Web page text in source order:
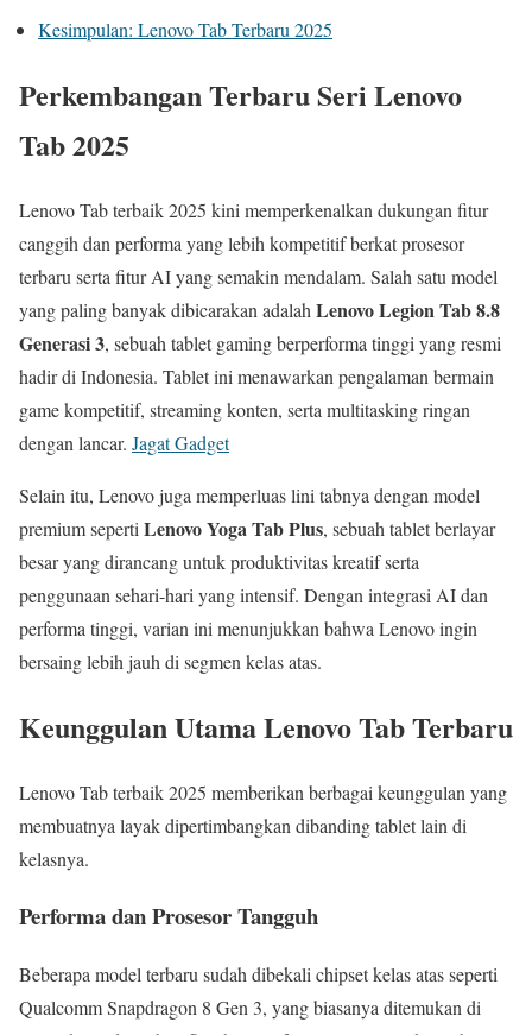
Kesimpulan: Lenovo Tab Terbaru 2025
Perkembangan Terbaru Seri Lenovo
Tab 2025
Lenovo Tab terbaik 2025 kini memperkenalkan dukungan fitur
canggih dan performa yang lebih kompetitif berkat prosesor
terbaru serta fitur AI yang semakin mendalam. Salah satu model
yang paling banyak dibicarakan adalah Lenovo Legion Tab 8.8
Generasi 3, sebuah tablet gaming berperforma tinggi yang resmi
hadir di Indonesia. Tablet ini menawarkan pengalaman bermain
game kompetitif, streaming konten, serta multitasking ringan
dengan lancar. Jagat Gadget
Selain itu, Lenovo juga memperluas lini tabnya dengan model
premium seperti Lenovo Yoga Tab Plus, sebuah tablet berlayar
besar yang dirancang untuk produktivitas kreatif serta
penggunaan sehari-hari yang intensif. Dengan integrasi AI dan
performa tinggi, varian ini menunjukkan bahwa Lenovo ingin
bersaing lebih jauh di segmen kelas atas.
Keunggulan Utama Lenovo Tab Terbaru
Lenovo Tab terbaik 2025 memberikan berbagai keunggulan yang
membuatnya layak dipertimbangkan dibanding tablet lain di
kelasnya.
Performa dan Prosesor Tangguh
Beberapa model terbaru sudah dibekali chipset kelas atas seperti
Qualcomm Snapdragon 8 Gen 3, yang biasanya ditemukan di